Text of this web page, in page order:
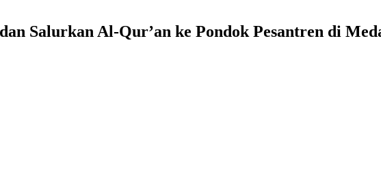
Salurkan Al-Qur’an ke Pondok Pesantren di